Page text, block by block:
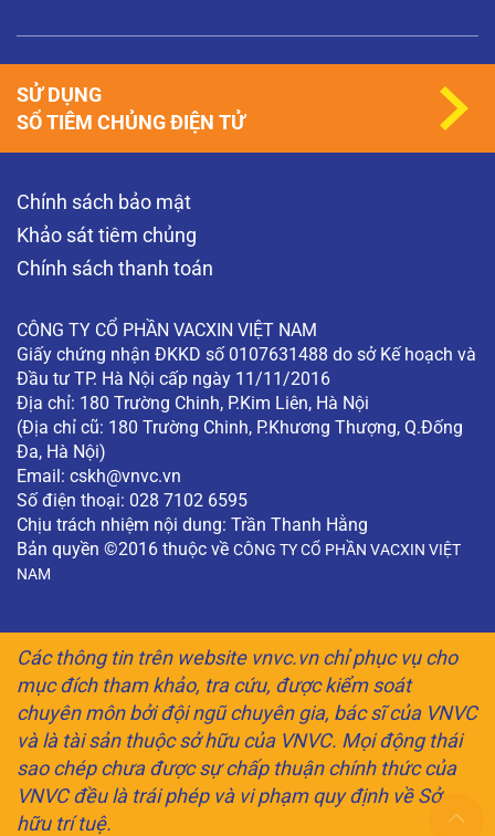
Chính sách bảo mật
Khảo sát tiêm chủng
Chính sách thanh toán
CÔNG TY CỔ PHẦN VACXIN VIỆT NAM
Giấy chứng nhận ĐKKD số 0107631488 do sở Kế hoạch và
Đầu tư TP. Hà Nội cấp ngày 11/11/2016
Địa chỉ: 180 Trường Chinh, P.Kim Liên, Hà Nội
(Địa chỉ cũ: 180 Trường Chinh, P.Khương Thượng, Q.Đống
Đa, Hà Nội)
Email: cskh@vnvc.vn
Số điện thoại: 028 7102 6595
Chịu trách nhiệm nội dung: Trần Thanh Hằng
Bản quyền ©2016 thuộc về CÔNG TY CỔ PHẦN VACXIN VIỆT
NAM
SỬ DỤNG
SỔ TIÊM CHỦNG ĐIỆN TỬ
Các thông tin trên website vnvc.vn chỉ phục vụ cho
mục đích tham khảo, tra cứu, được kiểm soát
chuyên môn bởi đội ngũ chuyên gia, bác sĩ của VNVC
và là tài sản thuộc sở hữu của VNVC. Mọi động thái
sao chép chưa được sự chấp thuận chính thức của
VNVC đều là trái phép và vi phạm quy định về Sở
hữu trí tuệ.